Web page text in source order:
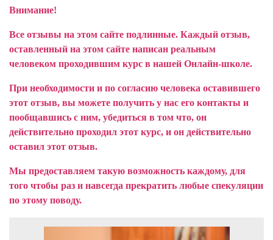
Внимание!
Все отзывы на этом сайте подлинные. Каждый отзыв,
оставленный на этом сайте написан реальным
человеком проходившим курс в нашей Онлайн-школе.
При необходимости и по согласию человека оставившего
этот отзыв, вы можете получить у нас его контакты и
пообщавшись с ним, убедиться в том что, он
действительно проходил этот курс, и он действительно
оставил этот отзыв.
Мы предоставляем такую возможность каждому, для
того чтобы раз и навсегда прекратить любые спекуляции
по этому поводу.